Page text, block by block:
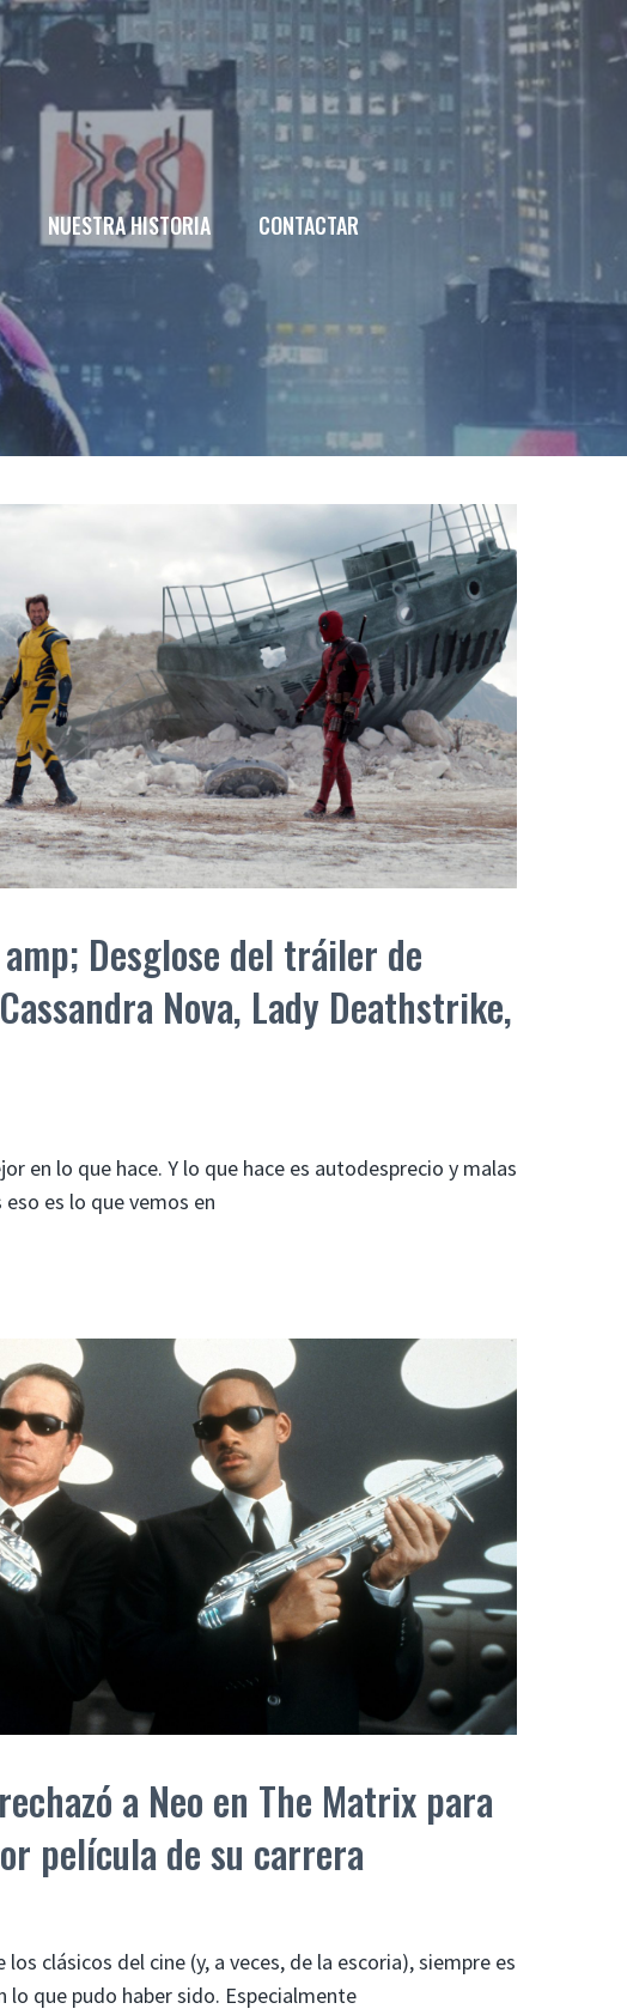
NUESTRA HISTORIA CONTACTAR
Desglose del tráiler de
Nova, Lady Deathstrike,
en lo que hace. Y lo que hace es autodesprecio y malas
es lo que vemos en
a Neo en The Matrix para
película de su carrera
clásicos del cine (y, a veces, de la escoria), siempre es
lo que pudo haber sido. Especialmente